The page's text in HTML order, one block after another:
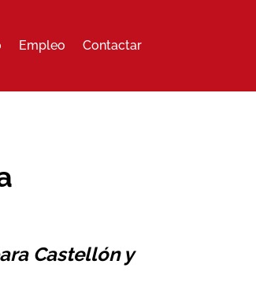
Empleo Contactar
Castellón y